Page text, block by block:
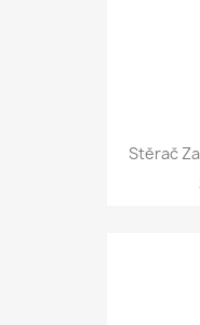
Stěrač